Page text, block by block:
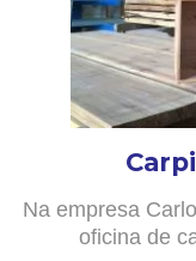
Na empresa
oficina de